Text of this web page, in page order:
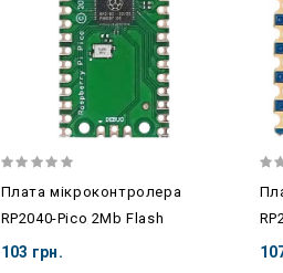
Плата мікроконтролера
RP2040-Pico 2Mb Flash
103 грн.